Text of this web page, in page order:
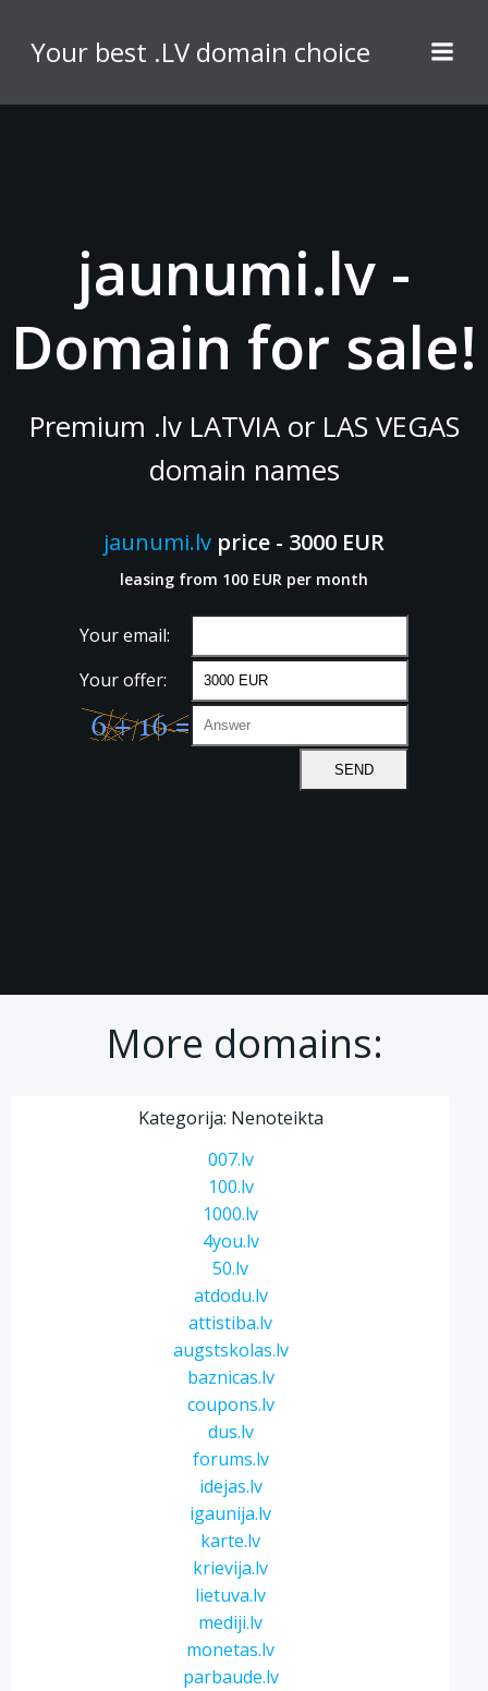
content
Your best .LV domain choice
jaunumi.lv -
Domain for sale!
Premium .lv LATVIA or LAS VEGAS
domain names
jaunumi.lv price - 3000 EUR
leasing from 100 EUR per month
Your email:
Your offer:
More domains:
Kategorija: Nenoteikta
007.lv
100.lv
1000.lv
4you.lv
50.lv
atdodu.lv
attistiba.lv
augstskolas.lv
baznicas.lv
coupons.lv
dus.lv
forums.lv
idejas.lv
igaunija.lv
karte.lv
krievija.lv
lietuva.lv
mediji.lv
monetas.lv
parbaude.lv